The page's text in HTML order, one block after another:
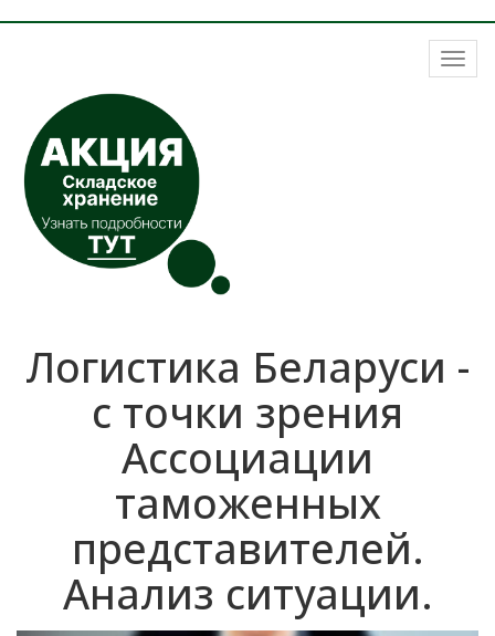
Логистика Беларуси -
с точки зрения
Ассоциации
таможенных
представителей.
Анализ ситуации.